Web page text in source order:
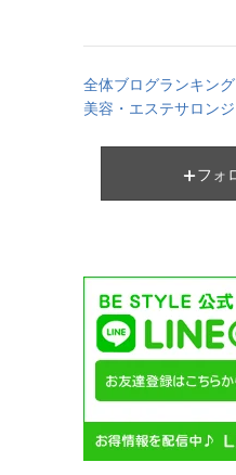
全体ブログランキング
美容・エステサロン
フォ